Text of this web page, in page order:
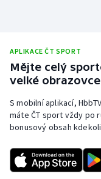
Rychlobruslení
Rychlostní
Short track
Sportovní střelba
Stolní tenis
APLIKACE ČT SPORT
Mějte celý
velké
S mobilní aplikací,
máte ČT sport vždy po
bonusový obsah